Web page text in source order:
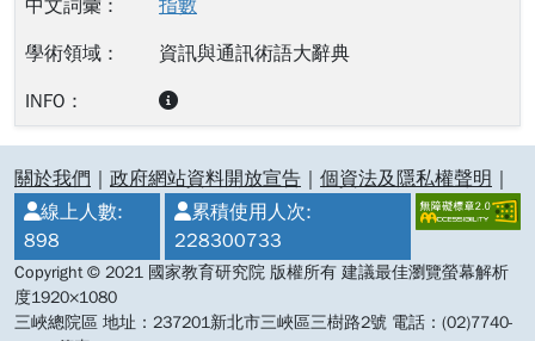
指數
資訊與通訊術語大辭典
:::關於我們 政府網站資料開放宣告 個資法及隱私權聲明
線上人數:
898
累積使用人次:
228300733
Copyright © 2021 國家教育研究院 版權所有 建議最佳瀏覽螢幕解析
度1920×1080
三峽總院區 地址：237201新北市三峽區三樹路2號 電話：(02)7740-